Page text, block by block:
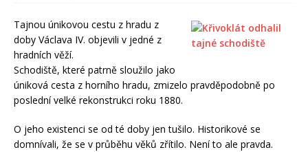
Tajnou únikovou cestu z hradu z
doby Václava IV. objevili v jedné z
hradních věží.
Schodiště, které patrně sloužilo jako
úniková cesta z horního hradu, zmizelo pravděpodobně po
poslední velké rekonstrukci roku 1880.
O jeho existenci se od té doby jen tušilo. Historikové se
domnívali, že se v průběhu věků zřítilo. Není to ale pravda.